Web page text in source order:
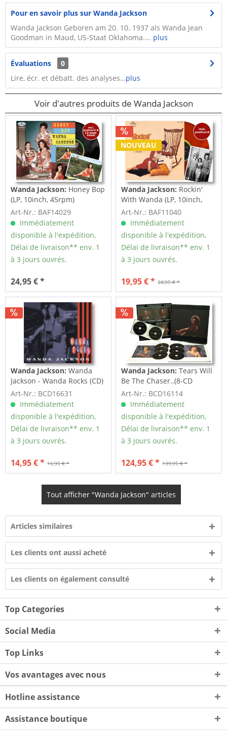
Pour en savoir plus sur Wanda Jackson
Wanda Jackson Geboren am 20. 10. 1937 als Wanda Jean
Goodman in Maud, U5-Staat Oklahoma.... plus
Évaluations
0
Lire, écr. et débatt. des analyses…plus
Voir d'autres produits de Wanda Jackson
Wanda Jackson: Honey Bop
(LP, 10inch, 45rpm)
Art-Nr.: BAF14029
Immédiatement
disponible à l'expédition,
Délai de livraison** env. 1
à 3 jours ouvrés.
24,95 € *
NOUVEAU
Wanda Jackson: Rockin'
With Wanda (LP, 10inch,
Ltd.)
Art-Nr.: BAF11040
Immédiatement
disponible à l'expédition,
Délai de livraison** env. 1
à 3 jours ouvrés.
24,95 € *
19,95 € *
Wanda Jackson: Wanda
Jackson - Wanda Rocks (CD)
Art-Nr.: BCD16631
Immédiatement
disponible à l'expédition,
Délai de livraison** env. 1
à 3 jours ouvrés.
16,95 € *
14,95 € *
Wanda Jackson: Tears Will
Be The Chaser..(8-CD
Deluxe Box Set)
Art-Nr.: BCD16114
Immédiatement
disponible à l'expédition,
Délai de livraison** env. 1
à 3 jours ouvrés.
139,95 € *
124,95 € *
Tout afficher "Wanda Jackson" articles
Articles similaires
Les clients ont aussi acheté
Les clients on également consulté
Top Categories
Social Media
Top Links
Vos avantages avec nous
Hotline assistance
Assistance boutique